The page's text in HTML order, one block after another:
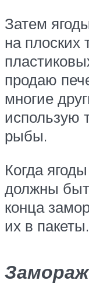
Затем
на плоских
продаю
многие
использую
рыбы.
Когда
должны
конца
их в